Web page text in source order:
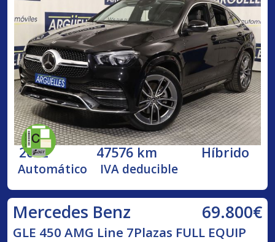
2022 47576 km Híbrido
Automático IVA deducible
Mercedes Benz 69.800€
GLE 450 AMG Line 7Plazas FULL EQUIP